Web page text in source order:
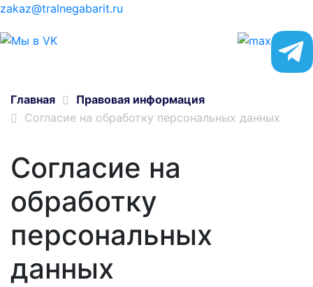
zakaz@tralnegabarit.ru
Главная
Правовая информация
Согласие на обработку персональных данных
Согласие на
обработку
персональных
данных